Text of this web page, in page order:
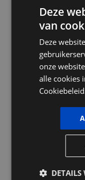
samenwonen
automatisch.
Hierop isgeen
de waarde van de
2) Verhoogd
1 januari
· Vrijstelling op
o vroeger: €50.000
Deze
van
Deze
onze
alle cookies
DETAILS